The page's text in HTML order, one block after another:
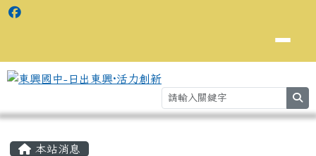
本站消息